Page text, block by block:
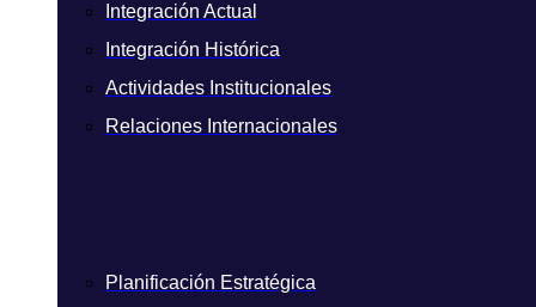
Integración Actual
Integración Histórica
Actividades Institucionales
Relaciones Internacionales
Planificación Estratégica